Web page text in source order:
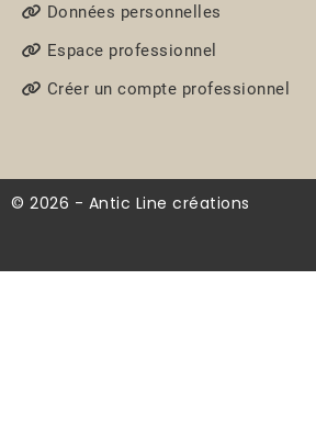
Données personnelles
Espace professionnel
Créer un compte professionnel
© 2026 - Antic Line créations